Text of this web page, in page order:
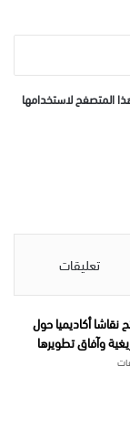
المتصفح لاستخدامها
تعليقات
نقاشا أكاديميا حول
وآفاق تطويرها